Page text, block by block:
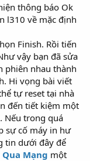
thông báo Ok
l310 về mặc định
Finish. Rồi tiến
vậy bạn đã sửa
phiên nhau thành
Hi vọng bài viết
tự reset tại nhà
đến tiết kiệm một
Nếu trong quá
sự cố máy in hư
tin dưới đây để
Mạng một